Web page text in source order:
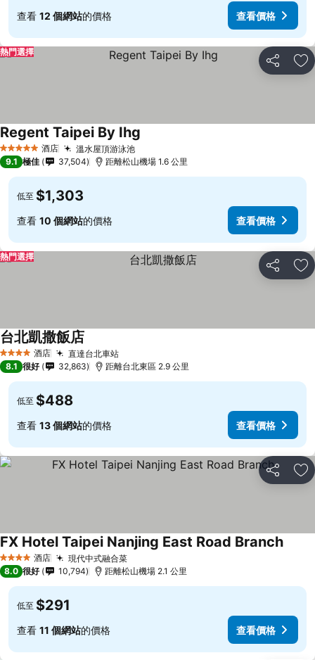
查看 12 個網站的價格 查看價格
分享 放
熱門選擇
5 星級 酒店 溫水屋頂游泳池
Regent Taipei By Ihg
9.1 極佳 37,504 距離松山機場 1.6 公里
低至 $1,303
查看 10 個網站的價格 查看價格
分享 放
熱門選擇
4 星級 酒店 直達台北車站
台北凱撒飯店
8.1 很好 32,863 距離台北東區 2.9 公里
低至 $488
查看 13 個網站的價格 查看價格
分享 放
4 星級 酒店 現代中式融合菜
FX Hotel Taipei Nanjing East Road Branch
8.0 很好 10,794 距離松山機場 2.1 公里
低至 $291
查看 11 個網站的價格 查看價格